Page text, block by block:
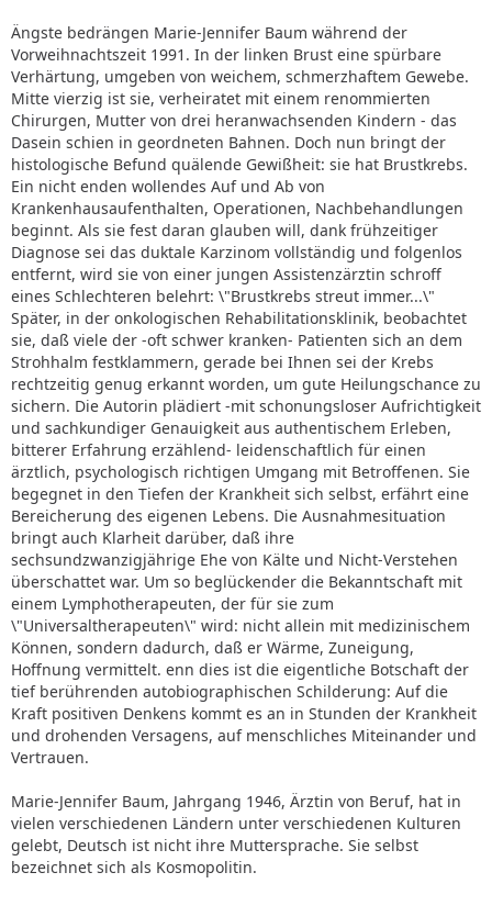
Ängste bedrängen Marie-Jennifer Baum während der
Vorweihnachtszeit 1991. In der linken Brust eine spürbare
Verhärtung, umgeben von weichem, schmerzhaftem Gewebe.
Mitte vierzig ist sie, verheiratet mit einem renommierten
Chirurgen, Mutter von drei heranwachsenden Kindern - das
Dasein schien in geordneten Bahnen. Doch nun bringt der
histologische Befund quälende Gewißheit: sie hat Brustkrebs.
Ein nicht enden wollendes Auf und Ab von
Krankenhausaufenthalten, Operationen, Nachbehandlungen
beginnt. Als sie fest daran glauben will, dank frühzeitiger
Diagnose sei das duktale Karzinom vollständig und folgenlos
entfernt, wird sie von einer jungen Assistenzärztin schroff
eines Schlechteren belehrt: \"Brustkrebs streut immer...\"
Später, in der onkologischen Rehabilitationsklinik, beobachtet
sie, daß viele der -oft schwer kranken- Patienten sich an dem
Strohhalm festklammern, gerade bei Ihnen sei der Krebs
rechtzeitig genug erkannt worden, um gute Heilungschance zu
sichern. Die Autorin plädiert -mit schonungsloser Aufrichtigkeit
und sachkundiger Genauigkeit aus authentischem Erleben,
bitterer Erfahrung erzählend- leidenschaftlich für einen
ärztlich, psychologisch richtigen Umgang mit Betroffenen. Sie
begegnet in den Tiefen der Krankheit sich selbst, erfährt eine
Bereicherung des eigenen Lebens. Die Ausnahmesituation
bringt auch Klarheit darüber, daß ihre
sechsundzwanzigjährige Ehe von Kälte und Nicht-Verstehen
überschattet war. Um so beglückender die Bekanntschaft mit
einem Lymphotherapeuten, der für sie zum
\"Universaltherapeuten\" wird: nicht allein mit medizinischem
Können, sondern dadurch, daß er Wärme, Zuneigung,
Hoffnung vermittelt. enn dies ist die eigentliche Botschaft der
tief berührenden autobiographischen Schilderung: Auf die
Kraft positiven Denkens kommt es an in Stunden der Krankheit
und drohenden Versagens, auf menschliches Miteinander und
Vertrauen.
Marie-Jennifer Baum, Jahrgang 1946, Ärztin von Beruf, hat in
vielen verschiedenen Ländern unter verschiedenen Kulturen
gelebt, Deutsch ist nicht ihre Muttersprache. Sie selbst
bezeichnet sich als Kosmopolitin.